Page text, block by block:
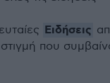
Ειδήσεις
που